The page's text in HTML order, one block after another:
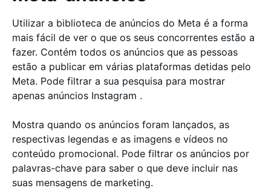
Utilizar a biblioteca de anúncios do Meta é a forma
mais fácil de ver o que os seus concorrentes estão a
fazer. Contém todos os anúncios que as pessoas
estão a publicar em várias plataformas detidas pelo
Meta. Pode filtrar a sua pesquisa para mostrar
apenas anúncios Instagram .
Mostra quando os anúncios foram lançados, as
respectivas legendas e as imagens e vídeos no
conteúdo promocional. Pode filtrar os anúncios por
palavras-chave para saber o que deve incluir nas
suas mensagens de marketing.